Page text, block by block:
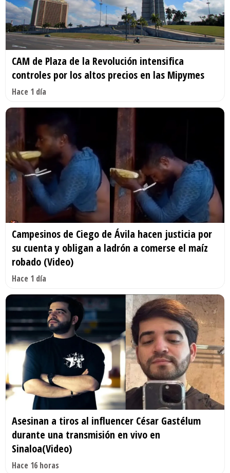
CAM de Plaza de la Revolución intensifica
controles por los altos precios en las Mipymes
Hace 1 día
Campesinos de Ciego de Ávila hacen justicia por
su cuenta y obligan a ladrón a comerse el maíz
robado (Video)
Hace 1 día
Asesinan a tiros al influencer César Gastélum
durante una transmisión en vivo en
Sinaloa(Video)
Hace 16 horas